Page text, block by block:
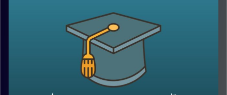
אז למה אנחנו משקרים ומאיזה שקרים אפילו לא כדאי
שנמנע? האזינו לשיחה שקיימתי עם ד"ר דאפי קוניס, מרצת
הקורס "שיפוטים מוסריים, יושר ורמאות".
לשיחה בנושא מדוע צרת רבים היא חצי נחמה –